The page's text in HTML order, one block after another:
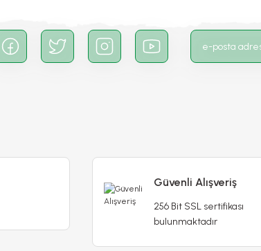
Güvenli Alışveriş
256 Bit SSL sertifikası
bulunmaktadır